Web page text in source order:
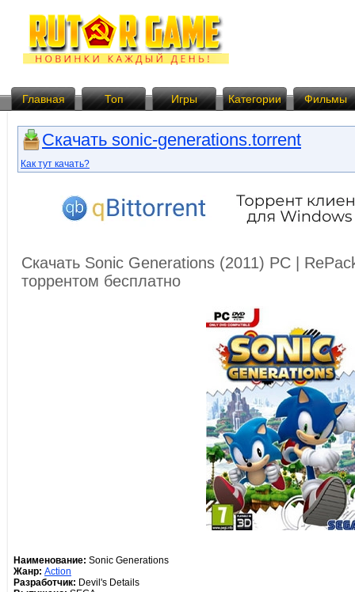
Главная Топ Игры Категории Фильмы
Скачать sonic-generations.torrent
Как тут качать?
Скачать Sonic Generations (2011) PC |
торрентом бесплатно
Наименование: Sonic Generations
Жанр: Action
Разработчик: Devil's Details